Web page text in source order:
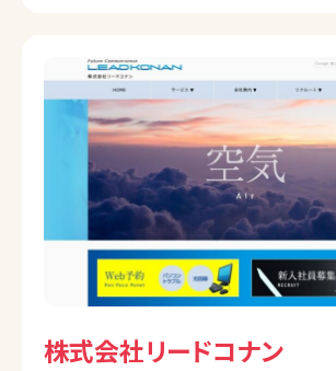
株式会社リードコナン